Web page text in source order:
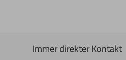
Immer direkter Kontakt